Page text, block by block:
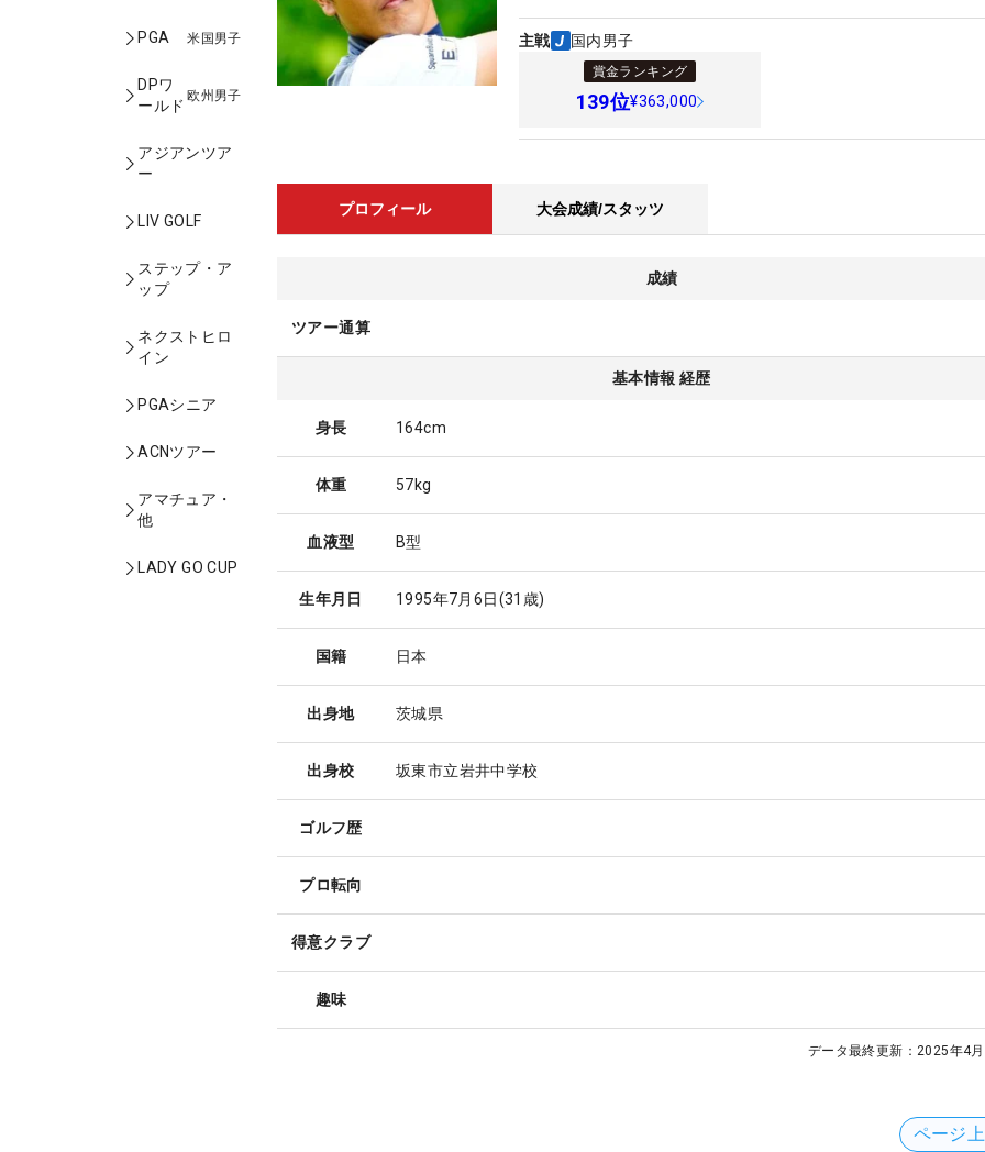
PGA 米国男子
DPワ
ールド
欧州男子
アジアンツア
ー
LIV GOLF
ステップ・ア
ップ
ネクストヒロ
イン
PGAシニア
ACNツアー
アマチュア・
他
LADY GO CUP
主戦 国内男子
賞金ランキング
139位¥363,000
プロフィール 大会成績/スタッツ
成績
ツアー通算
基本情報 経歴
身長 164cm
体重 57kg
血液型 B型
生年月日 1995年7月6日(31歳)
国籍 日本
出身地 茨城県
出身校 坂東市立岩井中学校
ゴルフ歴
プロ転向
得意クラブ
趣味
データ最終更新： 2025年4
ページ